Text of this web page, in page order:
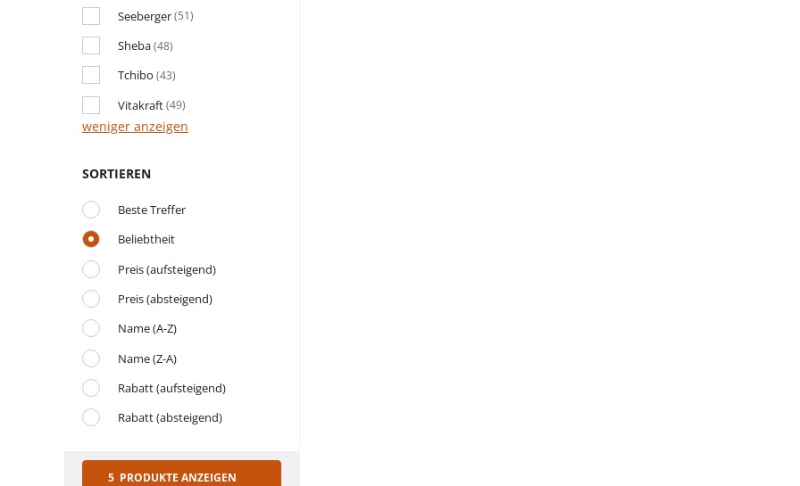
Seeberger(51)
Sheba(48)
Tchibo (43)
Vitakraft(49)
weniger anzeigen
SORTIEREN
Beste Treffer
Beliebtheit
Preis (aufsteigend)
Preis (absteigend)
Name (A-Z)
Name (Z-A)
Rabatt (aufsteigend)
Rabatt (absteigend)
5 PRODUKTE ANZEIGEN